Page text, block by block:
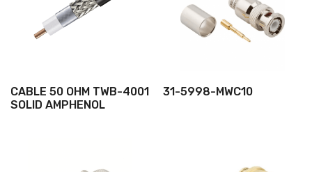
CABLE 50 OHM TWB-4001
SOLID AMPHENOL
31-5998-MWC10